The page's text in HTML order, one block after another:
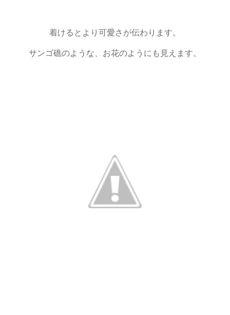
着けるとより可愛さが伝わります。
サンゴ礁のような、お花のようにも見えます。